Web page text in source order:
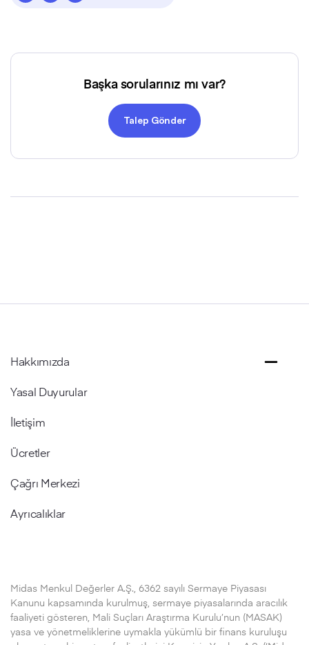
Başka sorularınız mı var?
Talep Gönder
Hakkımızda
Yasal Duyurular
İletişim
Ücretler
Çağrı Merkezi
Ayrıcalıklar
Midas Menkul Değerler A.Ş., 6362 sayılı Sermaye Piyasası
Kanunu kapsamında kurulmuş, sermaye piyasalarında aracılık
faaliyeti gösteren, Mali Suçları Araştırma Kurulu’nun (MASAK)
yasa ve yönetmeliklerine uymakla yükümlü bir finans kuruluşu